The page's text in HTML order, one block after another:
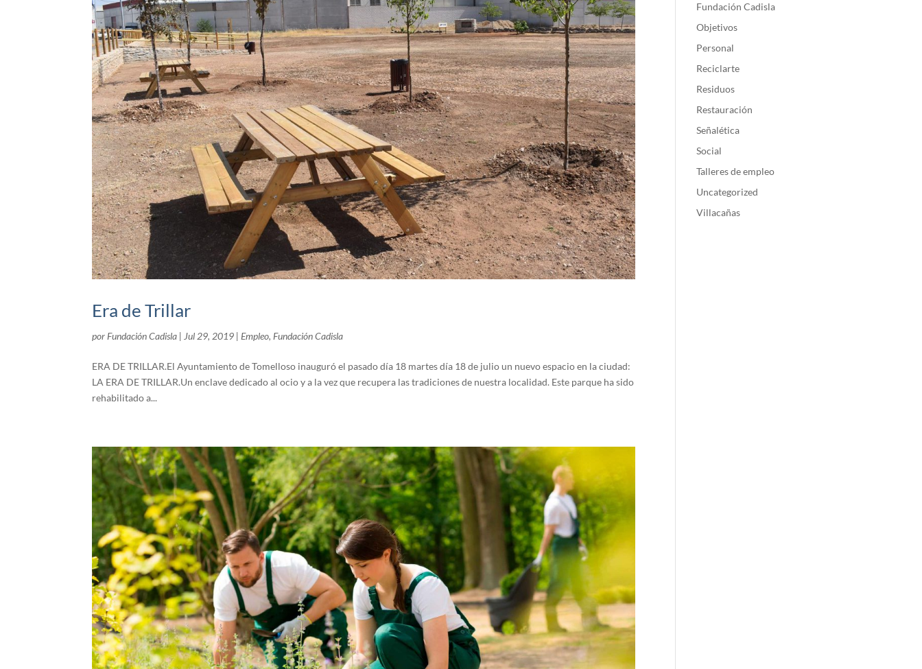
Era de Trillar
por Fundación Cadisla | Jul 29, 2019 | Empleo, Fundación Cadisla
ERA DE TRILLAR.El Ayuntamiento de Tomelloso inauguró el pasado día 18 martes día 18 de julio un nuevo espacio en la ciudad:
LA ERA DE TRILLAR.Un enclave dedicado al ocio y a la vez que recupera las tradiciones de nuestra localidad. Este parque ha sido
rehabilitado a...
Fundación Cadisla
Objetivos
Personal
Reciclarte
Residuos
Restauración
Señalética
Social
Talleres de empleo
Uncategorized
Villacañas